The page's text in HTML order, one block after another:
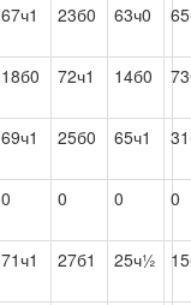
67ч1 23б0 63ч0
18б0 72ч1 14б0
69ч1 25б0 65ч1
0 0 0 0
71ч1 27б1 25ч½